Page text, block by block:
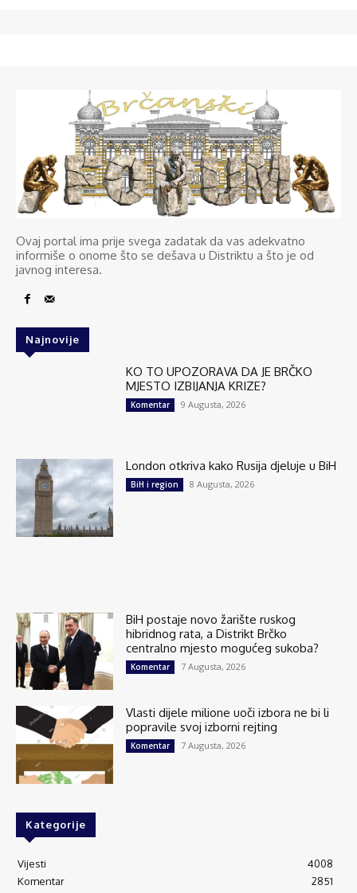
Ovaj portal ima prije svega zadatak da vas adekvatno
informiše o onome što se dešava u Distriktu a što je od
javnog interesa.
Najnovije
KO TO UPOZORAVA DA JE BRČKO
MJESTO IZBIJANJA KRIZE?
Komentar 9 Augusta, 2026
London otkriva kako Rusija djeluje u BiH
BiH i region 8 Augusta, 2026
BiH postaje novo žarište ruskog
hibridnog rata, a Distrikt Brčko
centralno mjesto mogućeg sukoba?
Komentar 7 Augusta, 2026
Vlasti dijele milione uoči izbora ne bi li
popravile svoj izborni rejting
Komentar 7 Augusta, 2026
Kategorije
Vijesti
4008
Komentar
2851